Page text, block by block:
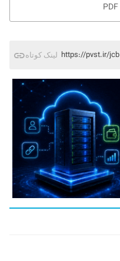
لینک کوتاه https://pvst.ir/jcb